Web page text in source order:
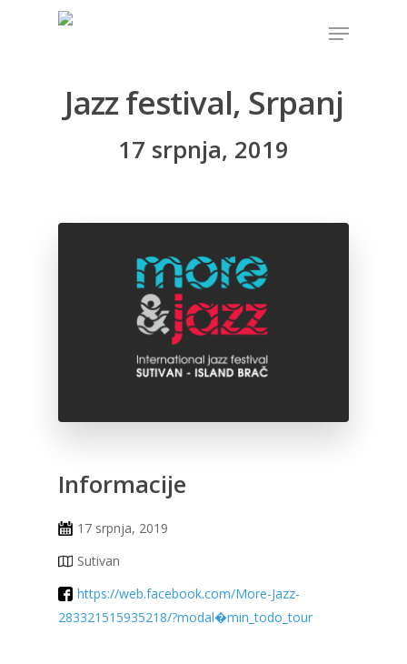
Hit enter to search or ESC to close
Jazz festival, Srpanj
17 srpnja, 2019
Informacije
17 srpnja, 2019
Sutivan
https://web.facebook.com/More-Jazz-
283321515935218/?modal�min_todo_tour